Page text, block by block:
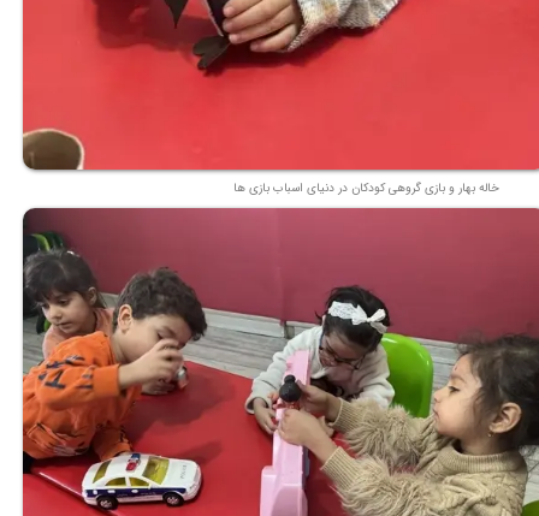
خاله بهار و بازی گروهی کودکان در دنیای اسباب بازی ها